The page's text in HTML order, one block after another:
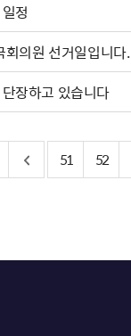
정
의원 선거일입니다.
장하고 있습니다
51 52